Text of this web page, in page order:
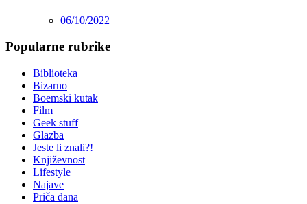
06/10/2022
Popularne rubrike
Biblioteka
Bizarno
Boemski kutak
Film
Geek stuff
Glazba
Jeste li znali?!
Književnost
Lifestyle
Najave
Priča dana